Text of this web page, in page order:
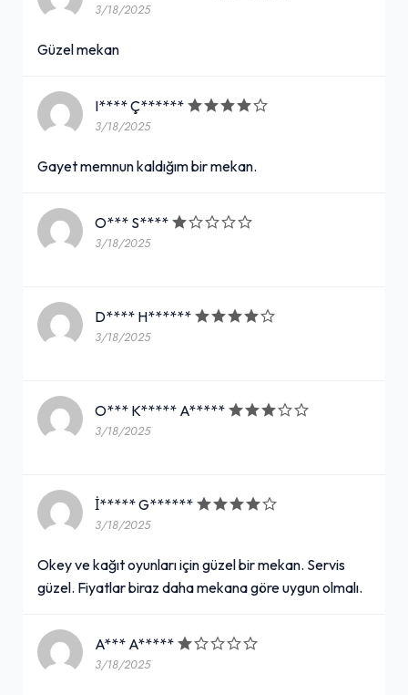
3/18/2025
Güzel mekan
I**** Ç******
3/18/2025
Gayet memnun kaldığım bir mekan.
O*** S****
3/18/2025
D**** H******
3/18/2025
O*** K***** A*****
3/18/2025
İ***** G******
3/18/2025
Okey ve kağıt oyunları için güzel bir mekan. Servis
güzel. Fiyatlar biraz daha mekana göre uygun olmalı.
A*** A*****
3/18/2025